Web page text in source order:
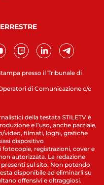
presso il Tribunale di
di Comunicazione c/o
della testata STILETV è
e l’uso, anche parziale,
video, filmati, loghi, grafiche
dispositivo
registrazioni, cover e
autorizzata. La redazione
sul sito. Non potendo
disponibile ad eliminarli su
offensivi e oltraggiosi.